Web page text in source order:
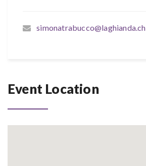
simonatrabucco@laghianda.ch
Event Location